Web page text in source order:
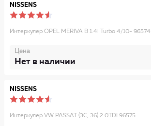
NISSENS
Интеркулер OPEL MERIVA B 1.4i Turbo 4/10- 96574
Цена
Нет в наличии
NISSENS
Интеркулер VW PASSAT (3C, 36) 2.0TDI 96575